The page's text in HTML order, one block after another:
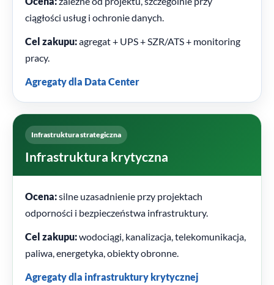
ciągłości usług i ochronie danych.
Cel zakupu:agregat + UPS + SZR/ATS + monitoring
pracy.
Agregaty dla Data Center
Infrastruktura strategiczna
Infrastruktura krytyczna
Ocena:silne uzasadnienie przy projektach
odporności i bezpieczeństwa infrastruktury.
Cel zakupu:wodociągi, kanalizacja, telekomunikacja,
paliwa, energetyka, obiekty obronne.
Agregaty dla infrastruktury krytycznej